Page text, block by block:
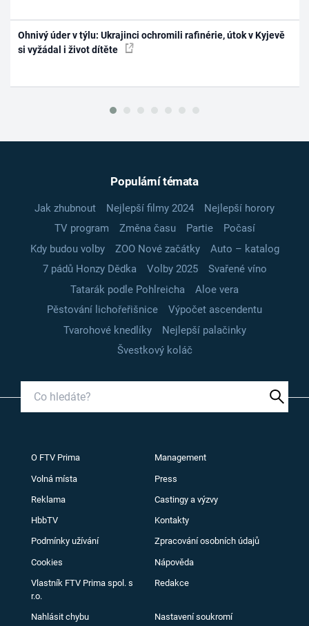
Ohnivý úder v týlu: Ukrajinci ochromili rafinérie, útok v Kyjevě
si vyžádal i život dítěte
Populární témata
Jak zhubnout Nejlepší filmy 2024
Nejlepší horory
TV program
Změna času Partie
Počasí
Kdy budou volby
ZOO Nové začátky
Auto – katalog
7 pádů Honzy Dědka
Volby 2025
Svařené víno
Tatarák podle Pohlreicha
Aloe vera
Pěstování lichořeřišnice
Výpočet ascendentu
Tvarohové knedlíky
Nejlepší palačinky
Švestkový koláč
O FTV Prima Management
Volná místa Press
Reklama Castingy a výzvy
HbbTV Kontakty
Podmínky užívání Zpracování osobních údajů
Cookies Nápověda
Vlastník FTV Prima spol. s
r.o.
Redakce
Nahlásit chybu Nastavení soukromí